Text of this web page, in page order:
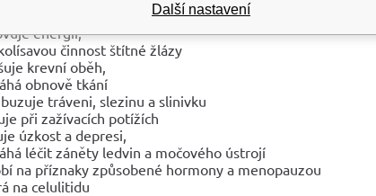
klidný spánek
energii,
činnost štítné žlázy
krevní oběh,
obnově tkání
tráveni, slezinu a slinivku
při zažívacích potížích
úzkost a depresi,
léčit záněty ledvin a močového ústrojí
na příznaky způsobené hormony a menopauzou
na celulitidu
Další nastavení